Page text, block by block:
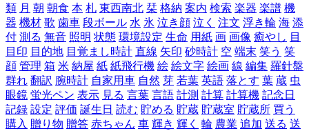
類 月 朝 朝食 本 札 東西南北 栞 格納 案内 検索 楽器 楽譜 機
器 機材 歌 歯車 段ボール 水 氷 泣き顔 泣く 注文 浮き輪 海 添
付 測る 無音 照明 状態 環境設定 生命 用紙 画 画像 癒やし 目
目印 目的地 目覚まし時計 直線 矢印 砂時計 空 端末 笑う 笑
顔 管理 箱 米 納屋 紙 紙飛行機 絵 絵文字 絵画 線 編集 羅針盤
群れ 翻訳 腕時計 自家用車 自然 芽 若葉 英語 落とす 葉 蔵 虫
眼鏡 蛍光ペン 表示 見る 言葉 言語 計測 計算 計算機 記念日
記録 設定 評価 誕生日 読む 貯める 貯蔵 貯蔵室 貯蔵所 買う
購入 贈り物 贈答 赤ちゃん 車 輝き 輝く 輪 農業 追加 送る 送